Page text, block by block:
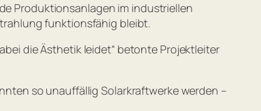
Produktionsanlagen im industriellen
funktionsfähig bleibt.
die Ästhetik leidet“ betonte Projektleiter
so unauffällig Solarkraftwerke werden –